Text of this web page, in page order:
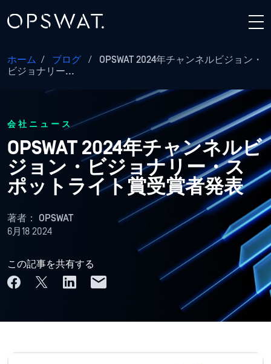
ホーム / ブログ /
OPSWAT 2024年チャンネルビジョン・
ビジョナリー...
会社ニュース
OPSWAT 2024年チャンネルビ
ジョン・ビジョナリー・ス
ポットライト賞受賞者発表
著者： OPSWAT
6月18 2024
この記事を共有する